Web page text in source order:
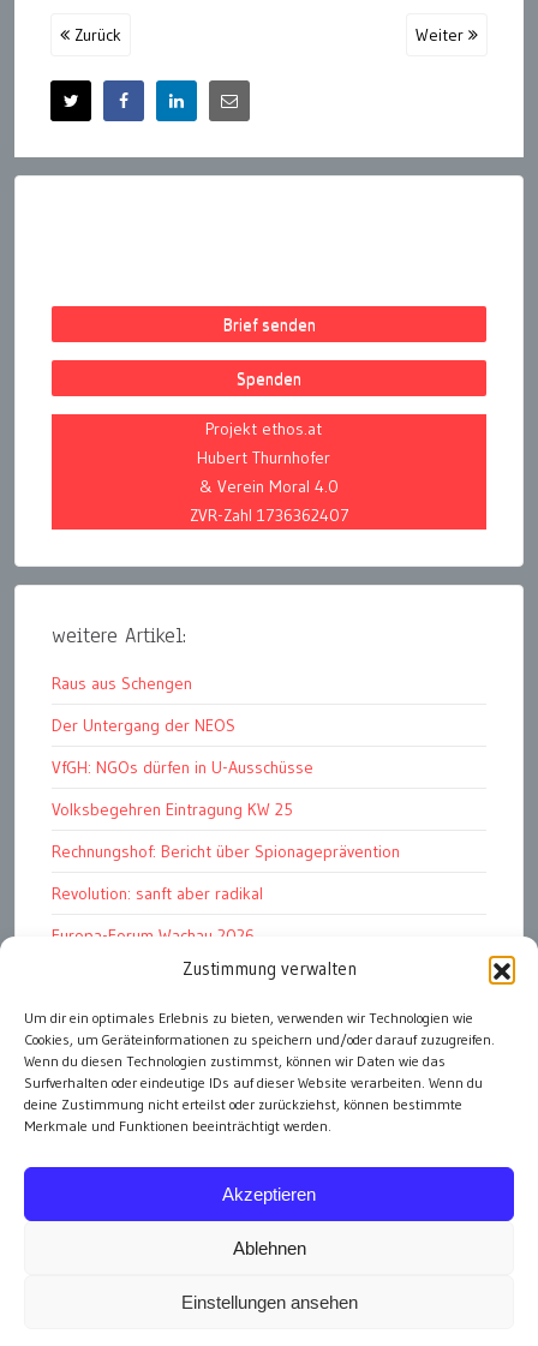
Zustimmung verwalten
Um dir ein optimales Erlebnis zu bieten, verwenden wir Technologien wie
Cookies, um Geräteinformationen zu speichern und/oder darauf zuzugreifen.
Wenn du diesen Technologien zustimmst, können wir Daten wie das
Surfverhalten oder eindeutige IDs auf dieser Website verarbeiten. Wenn du
deine Zustimmung nicht erteilst oder zurückziehst, können bestimmte
Merkmale und Funktionen beeinträchtigt werden.
Akzeptieren
Ablehnen
Einstellungen ansehen
Zurück Weiter
Brief senden
Spenden
Projekt ethos.at
Hubert Thurnhofer
& Verein Moral 4.0
ZVR-Zahl 1736362407
weitere Artikel:
Raus aus Schengen
Der Untergang der NEOS
VfGH: NGOs dürfen in U-Ausschüsse
Volksbegehren Eintragung KW 25
Rechnungshof: Bericht über Spionageprävention
Revolution: sanft aber radikal
Europa-Forum Wachau 2026
Amnesty Report 2025/26
Attac kritisiert neues EU-Rüstungspaket
Ungarn ist demokratischer als Österreich
alle Artikel
Impressum